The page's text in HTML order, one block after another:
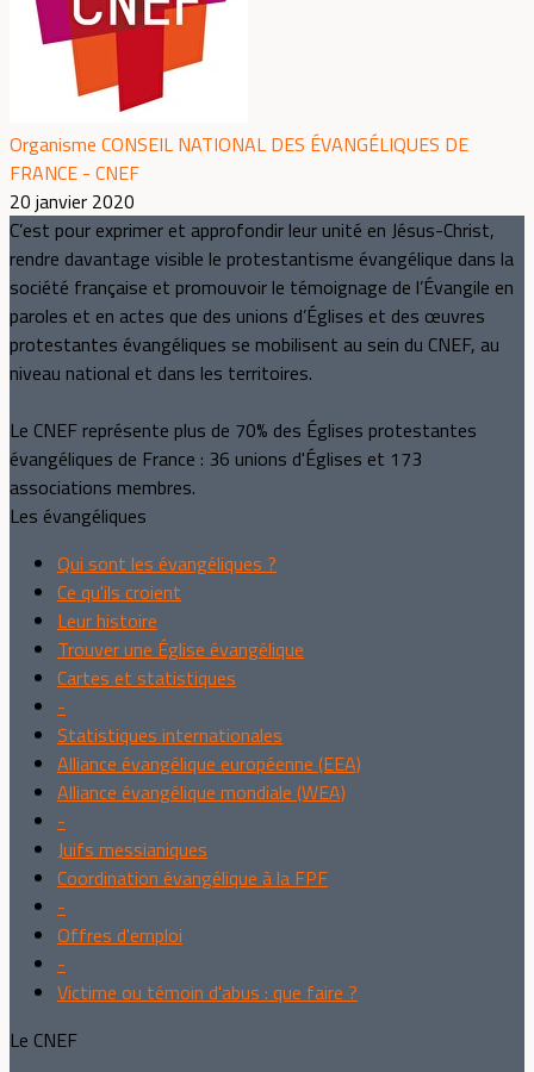
Organisme CONSEIL NATIONAL DES ÉVANGÉLIQUES DE
FRANCE - CNEF
20 janvier 2020
C’est pour exprimer et approfondir leur unité en Jésus-Christ,
rendre davantage visible le protestantisme évangélique dans la
société française et promouvoir le témoignage de l’Évangile en
paroles et en actes que des unions d’Églises et des œuvres
protestantes évangéliques se mobilisent au sein du CNEF, au
niveau national et dans les territoires.
Le CNEF représente plus de 70% des Églises protestantes
évangéliques de France : 36 unions d'Églises et 173
associations membres.
Les évangéliques
Qui sont les évangéliques ?
Ce qu'ils croient
Leur histoire
Trouver une Église évangélique
Cartes et statistiques
-
Statistiques internationales
Alliance évangélique européenne (EEA)
Alliance évangélique mondiale (WEA)
-
Juifs messianiques
Coordination évangélique à la FPF
-
Offres d'emploi
-
Victime ou témoin d'abus : que faire ?
Le CNEF